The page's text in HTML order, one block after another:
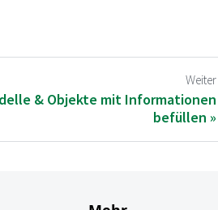
Weiter
& Objekte mit Informationen
befüllen